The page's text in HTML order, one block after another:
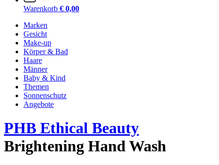
Warenkorb € 0,00
Marken
Gesicht
Make-up
Körper & Bad
Haare
Männer
Baby & Kind
Themen
Sonnenschutz
Angebote
PHB Ethical Beauty
Brightening Hand Wash